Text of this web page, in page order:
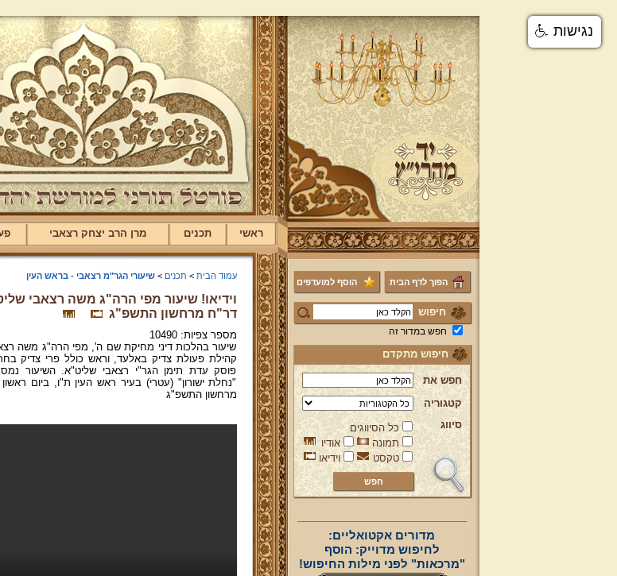
ראשי תכנים מרן הרב יצחק רצאבי
הפוך לדף הבית הוסף למועדפים
חיפוש
חפש במדור זה
חיפוש מתקדם
חפש את
קטגוריה
סיווג
כל הסיווגים
תמונה
אודיו
טקסט
וידיאו
מדורים אקטואליים:
לחיפוש מדוייק: הוסף
"מרכאות" לפני מילות החיפוש!
עמוד הבית > תכנים >שיעורי הגר"מ רצאבי - בראש העין
וידיאו! שיעור מפי הרה"ג משה רצאבי
דר"ח מרחשון התשפ"ג
מספר צפיות: 10490
שיעור בהלכות דיני מחיקת שם ה', מפי הרה"ג משה
קהילת פעולת צדיק באלעד, וראש כולל פרי צדיק
פוסק עדת תימן הגר"י רצאבי שליט"א. השיעור
"נחלת ישורון" (עטרי) בעיר ראש העין ת"ו, ביום
מרחשון התשפ"ג
נגישות